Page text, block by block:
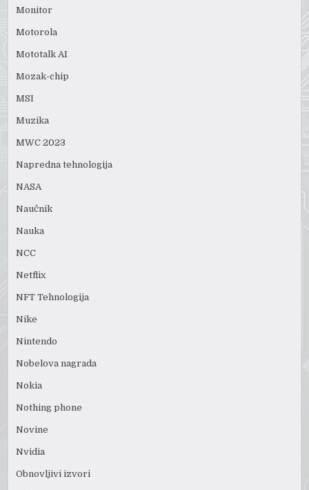
Monitor
Motorola
Mototalk AI
Mozak-chip
MSI
Muzika
MWC 2023
Napredna tehnologija
NASA
Naučnik
Nauka
NCC
Netflix
NFT Tehnologija
Nike
Nintendo
Nobelova nagrada
Nokia
Nothing phone
Novine
Nvidia
Obnovljivi izvori